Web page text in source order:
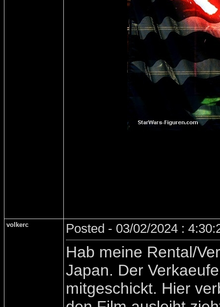
volkerc Posted - 03/02/2024 :
Hab meine Rental/
Japan. Der
mitgeschickt. Hier